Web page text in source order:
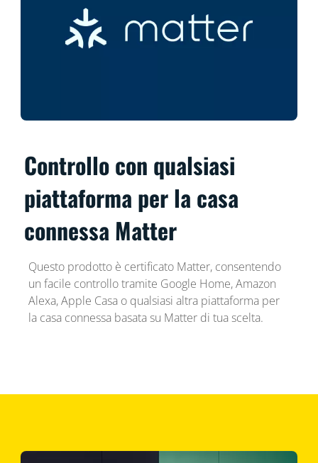
Controllo con qualsiasi
piattaforma per la casa
connessa Matter
Questo prodotto è certificato Matter, consentendo
un facile controllo tramite Google Home, Amazon
Alexa, Apple Casa o qualsiasi altra piattaforma per
la casa connessa basata su Matter di tua scelta.